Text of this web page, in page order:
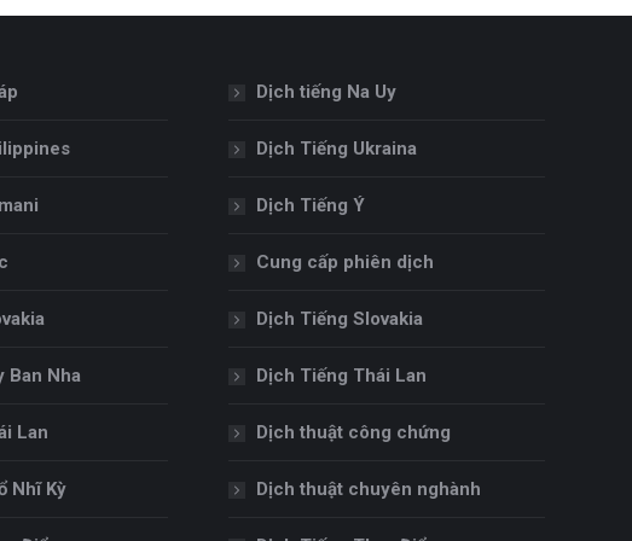
Ban Nha
Lan
Nhĩ Kỳ
Dịch tiếng Na Uy
Dịch Tiếng Ukraina
Dịch Tiếng Ý
Cung cấp phiên dịch
Dịch Tiếng Slovakia
Dịch Tiếng Thái Lan
Dịch thuật công chứng
Dịch thuật chuyên nghành